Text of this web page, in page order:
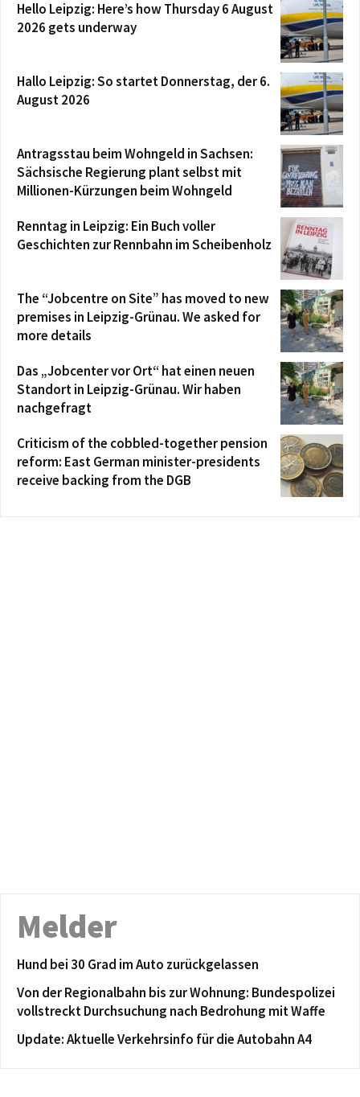
Hello Leipzig: Here’s how Thursday 6 August
2026 gets underway
Hallo Leipzig: So startet Donnerstag, der 6.
August 2026
Antragsstau beim Wohngeld in Sachsen:
Sächsische Regierung plant selbst mit
Millionen-Kürzungen beim Wohngeld
Renntag in Leipzig: Ein Buch voller
Geschichten zur Rennbahn im Scheibenholz
The “Jobcentre on Site” has moved to new
premises in Leipzig-Grünau. We asked for
more details
Das „Jobcenter vor Ort“ hat einen neuen
Standort in Leipzig-Grünau. Wir haben
nachgefragt
Criticism of the cobbled-together pension
reform: East German minister-presidents
receive backing from the DGB
Melder
Hund bei 30 Grad im Auto zurückgelassen
Von der Regionalbahn bis zur Wohnung: Bundespolizei
vollstreckt Durchsuchung nach Bedrohung mit Waffe
Update: Aktuelle Verkehrsinfo für die Autobahn A4